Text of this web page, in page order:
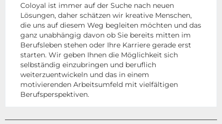
Coloyal ist immer auf der Suche nach neuen
Lösungen, daher schätzen wir kreative Menschen,
die uns auf diesem Weg begleiten möchten und das
ganz unabhängig davon ob Sie bereits mitten im
Berufsleben stehen oder Ihre Karriere gerade erst
starten. Wir geben Ihnen die Möglichkeit sich
selbständig einzubringen und beruflich
weiterzuentwickeln und das in einem
motivierenden Arbeitsumfeld mit vielfältigen
Berufsperspektiven.